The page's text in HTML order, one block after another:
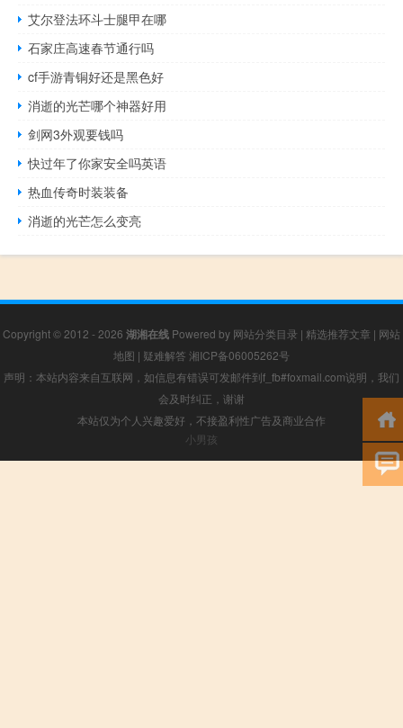
艾尔登法环斗士腿甲在哪
石家庄高速春节通行吗
cf手游青铜好还是黑色好
消逝的光芒哪个神器好用
剑网3外观要钱吗
快过年了你家安全吗英语
热血传奇时装装备
消逝的光芒怎么变亮
Copyright © 2012 - 2026 湖湘在线 Powered by 网站分类目录 | 精选推荐文章 | 网站
地图 | 疑难解答 湘ICP备06005262号
声明：本站内容来自互联网，如信息有错误可发邮件到f_fb#foxmail.com说明，我们
会及时纠正，谢谢
本站仅为个人兴趣爱好，不接盈利性广告及商业合作
小男孩